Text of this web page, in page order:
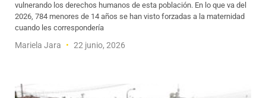
vulnerando los derechos humanos de esta población. En lo que va del
2026, 784 menores de 14 años se han visto forzadas a la maternidad
cuando les correspondería
Mariela Jara 22 junio, 2026